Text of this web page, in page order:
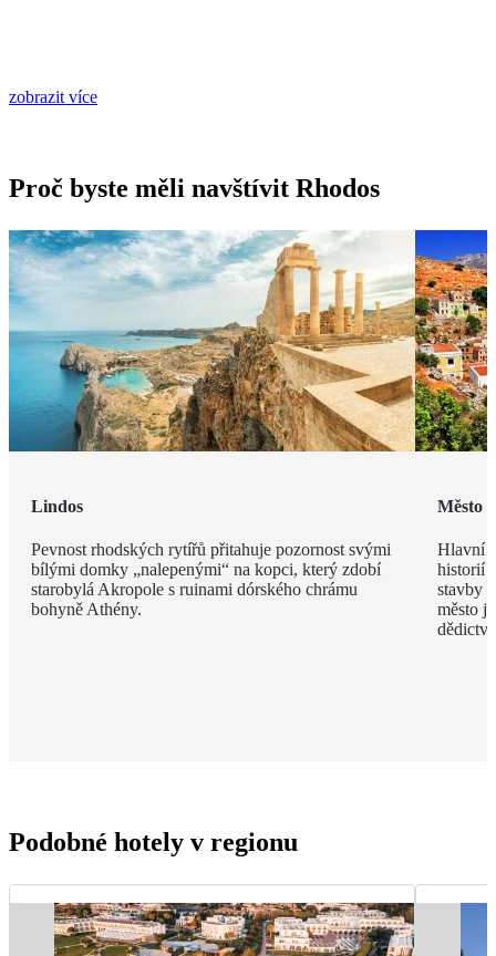
zobrazit více
Proč byste měli navštívit Rhodos
Lindos
Pevnost rhodských rytířů přitahuje pozornost svými
bílými domky „nalepenými“ na kopci, který zdobí
starobylá Akropole s ruinami dórského chrámu
bohyně Athény.
Město
Hlavní
historií
stavby
město
Podobné hotely v regionu